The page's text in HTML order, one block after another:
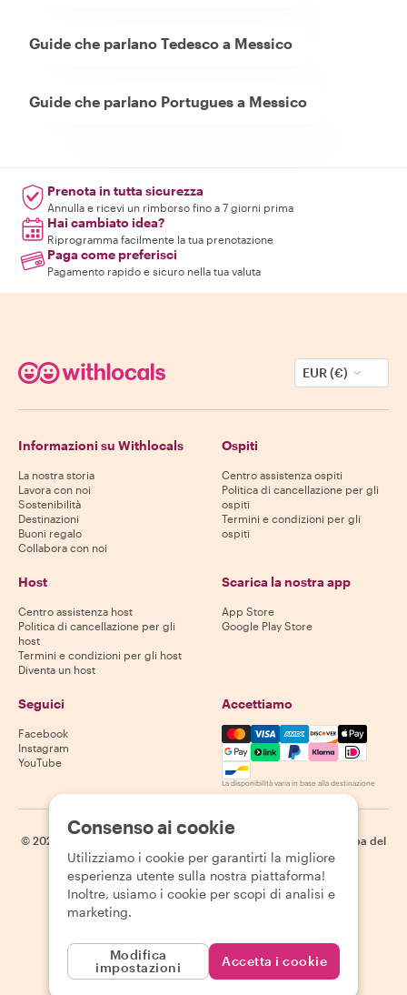
Guide che parlano Tedesco a Messico
Guide che parlano Portugues a Messico
Prenota in tutta sicurezza
Annulla e ricevi un rimborso fino a 7 giorni prima
Hai cambiato idea?
Riprogramma facilmente la tua prenotazione
Paga come preferisci
Pagamento rapido e sicuro nella tua valuta
EUR (€)
Informazioni su Withlocals
La nostra storia
Lavora con noi
Sostenibilità
Destinazioni
Buoni regalo
Collabora con noi
Ospiti
Centro assistenza ospiti
Politica di cancellazione per gli
ospiti
Termini e condizioni per gli
ospiti
Host
Centro assistenza host
Politica di cancellazione per gli
host
Termini e condizioni per gli host
Diventa un host
Scarica la nostra app
App Store
Google Play Store
Seguici
Facebook
Instagram
YouTube
Accettiamo
Mastercard, Visa, Amex,
La disponibilità varia in base alla destinazione
© 2026
Mappa del
sito
Consenso ai cookie
Utilizziamo i cookie per garantirti la migliore
esperienza utente sulla nostra piattaforma!
Inoltre, usiamo i cookie per scopi di analisi e
marketing.
Modifica
impostazioni
Accetta i cookie